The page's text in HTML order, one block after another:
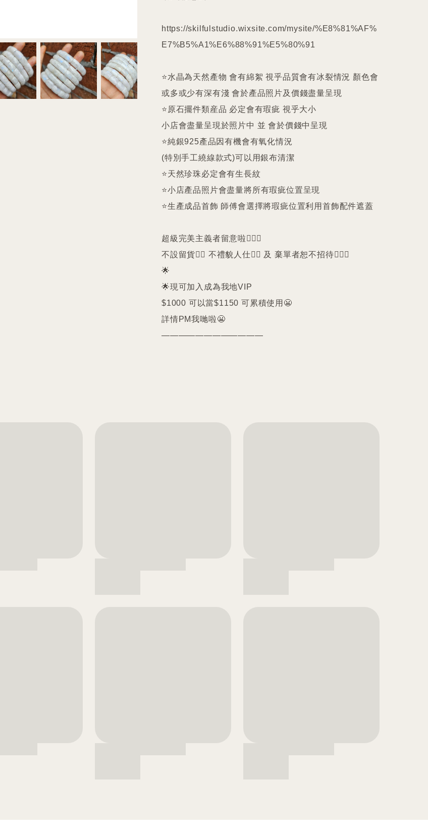
https://skilfulstudio.wixsite.com/mysite/%E8%81%AF%
E7%B5%A1%E6%88%91%E5%80%91
⭐️水晶為天然產物 會有綿絮 視乎品質會有冰裂情況 顏色會
或多或少有深有淺 會於產品照片及價錢盡量呈現
⭐️原石擺件類産品 必定會有瑕疵 視乎大小
小店會盡量呈現於照片中 並 會於價錢中呈現
⭐️純銀925產品因有機會有氧化情況
(特別手工繞線款式)可以用銀布清潔
⭐️天然珍珠必定會有生長紋
⭐️小店產品照片會盡量將所有瑕疵位置呈現
⭐️生產成品首飾 師傅會選擇將瑕疵位置利用首飾配件遮蓋
超級完美主義者留意啦🙇🏻‍♀️
不設留貨🙅‍♀️ 不禮貌人仕🙅‍♀️ 及 棄單者恕不招待🙇🏻‍♀️
🌟
🌟現可加入成為我地VIP
$1000 可以當$1150 可累積使用😬
詳情PM我哋啦😬
————————————